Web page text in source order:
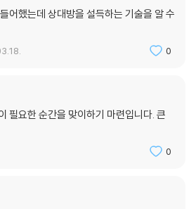
어했는데 상대방을 설득하는 기술을 알 수
0
필요한 순간을 맞이하기 마련입니다. 큰
0